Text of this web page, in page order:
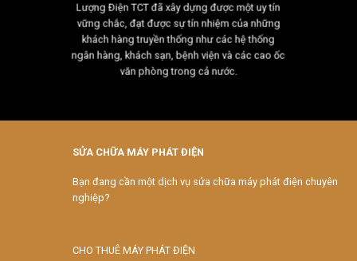
Lượng Điện TCT đã xây dựng được một uy tín
vững chắc, đạt được sự tín nhiệm của những
khách hàng truyền thống như các hệ thống
ngân hàng, khách sạn, bệnh viện và các cao ốc
văn phòng trong cả nước.
SỬA CHỮA MÁY PHÁT ĐIỆN
Bạn đang cần một dịch vụ sửa chữa máy phát điện chuyên
nghiệp?
CHO THUÊ MÁY PHÁT ĐIỆN